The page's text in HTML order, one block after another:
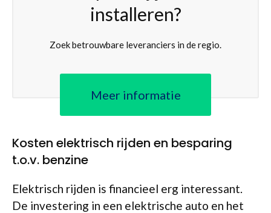
installeren?
Zoek betrouwbare leveranciers in de regio.
Meer informatie
Kosten elektrisch rijden en besparing
t.o.v. benzine
Elektrisch rijden is financieel erg interessant.
De investering in een elektrische auto en het